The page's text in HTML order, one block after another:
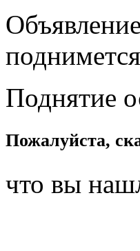
Поднятие
Пожалуйста,
что вы